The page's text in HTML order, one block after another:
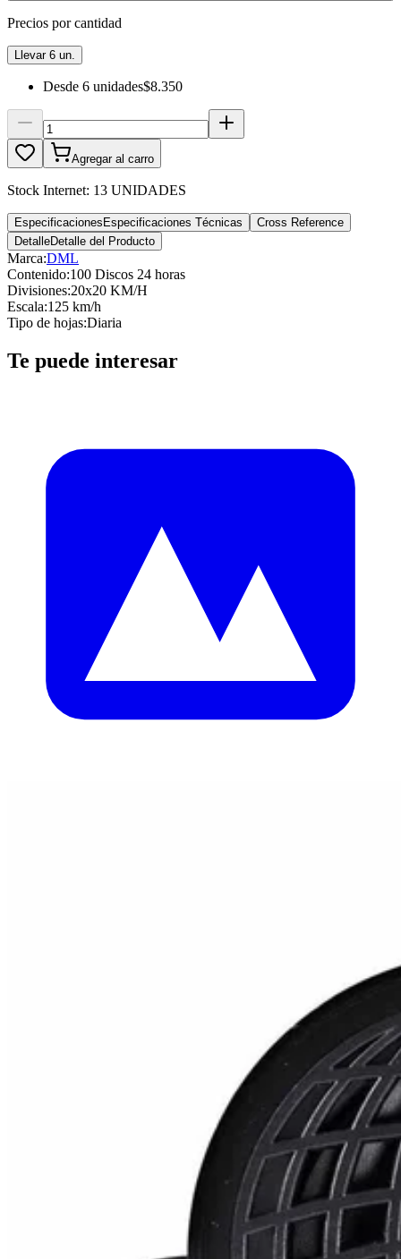
Precios por cantidad
Llevar 6 un.
Desde 6 unidades$8.350
Agregar al carro
Stock Internet: 13 UNIDADES
Especificaciones Especificaciones Técnicas
Cross Reference
DetalleDetalle del Producto
Marca:DML
Contenido:100 Discos 24 horas
Divisiones:20x20 KM/H
Escala:125 km/h
Tipo de hojas:Diaria
Te puede interesar